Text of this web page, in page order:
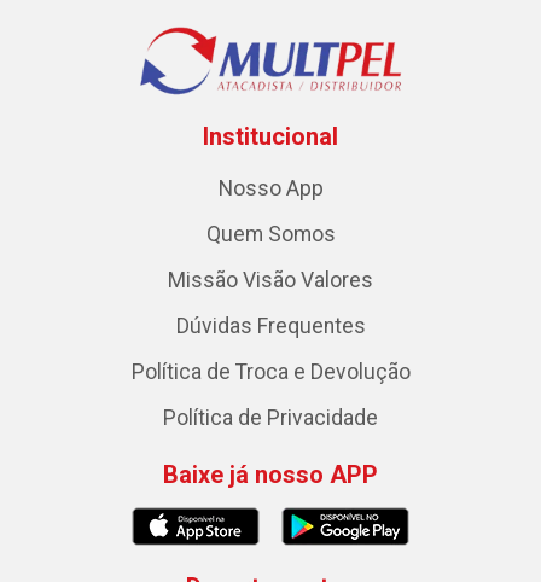
Institucional
Nosso App
Quem Somos
Missão Visão Valores
Dúvidas Frequentes
Política de Troca e Devolução
Política de Privacidade
Baixe já nosso APP